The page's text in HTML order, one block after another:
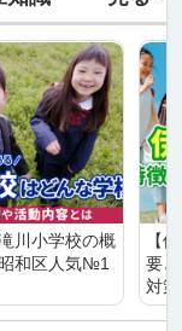
川小学校の概
和区人気№1
【
要
対